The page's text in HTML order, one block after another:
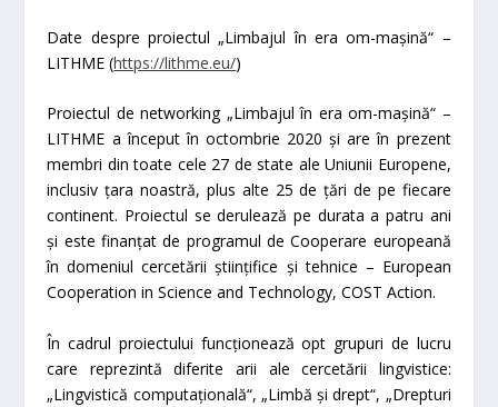
Date despre proiectul „Limbajul în era om-mașină“ –
LITHME(https://lithme.eu/)
Proiectul de networking „Limbajul în era om-mașină“ –
LITHME a început în octombrie 2020 și are în prezent
membri din toate cele 27 de state ale Uniunii Europene,
inclusiv țara noastră, plus alte 25 de țări de pe fiecare
continent. Proiectul se derulează pe durata a patru ani
și este finanțat de programul de Cooperare europeană
în domeniul cercetării științifice și tehnice – European
Cooperation in Science and Technology,COST Action.
În cadrul proiectului funcționează opt grupuri de lucru
care reprezintă diferite arii ale cercetării lingvistice:
„Lingvistică computațională“, „Limbă și drept“, „Drepturi